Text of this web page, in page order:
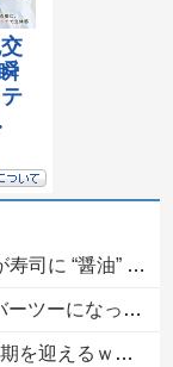
!! 回転寿司しか行ったことない人はこれだから…」
ｗｗｗｗｗｗｗｗｗ
ｗｗｗｗｗｗｗ